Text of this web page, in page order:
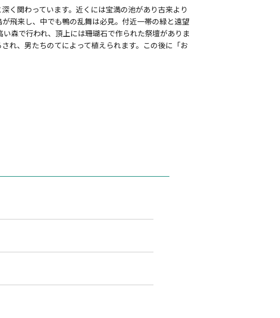
く関わっています。近くには宝満の池があり古来より
飛来し、中でも鴨の乱舞は必見。付近一帯の緑と遠望
森で行われ、頂上には珊瑚石で作られた祭壇がありま
れ、男たちのてによって植えられます。この後に「お